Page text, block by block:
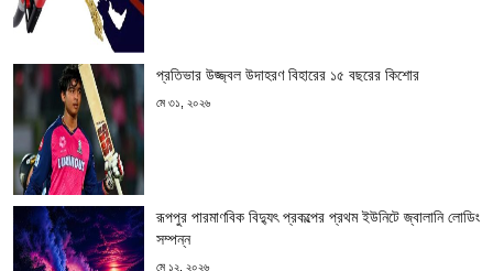
প্রতিভার উজ্জ্বল উদাহরণ বিহারের ১৫ বছরের কিশোর
মে ৩১, ২০২৬
রূপপুর পারমাণবিক বিদ্যুৎ প্রকল্পের প্রথম ইউনিটে জ্বালানি লোডিং
সম্পন্ন
মে ১২, ২০২৬